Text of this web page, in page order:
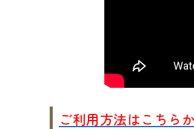
ご利用方法はこちら